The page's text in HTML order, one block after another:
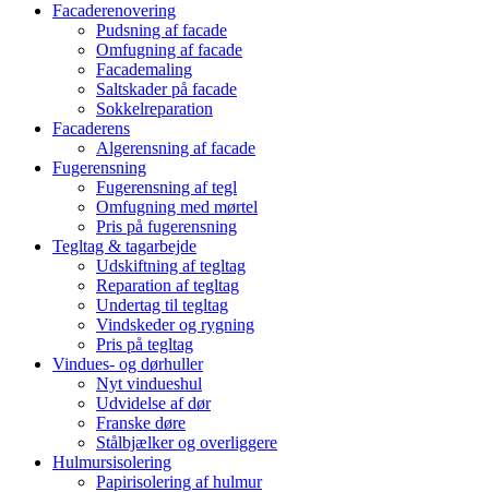
Facaderenovering
Pudsning af facade
Omfugning af facade
Facademaling
Saltskader på facade
Sokkelreparation
Facaderens
Algerensning af facade
Fugerensning
Fugerensning af tegl
Omfugning med mørtel
Pris på fugerensning
Tegltag & tagarbejde
Udskiftning af tegltag
Reparation af tegltag
Undertag til tegltag
Vindskeder og rygning
Pris på tegltag
Vindues- og dørhuller
Nyt vindueshul
Udvidelse af dør
Franske døre
Stålbjælker og overliggere
Hulmursisolering
Papirisolering af hulmur